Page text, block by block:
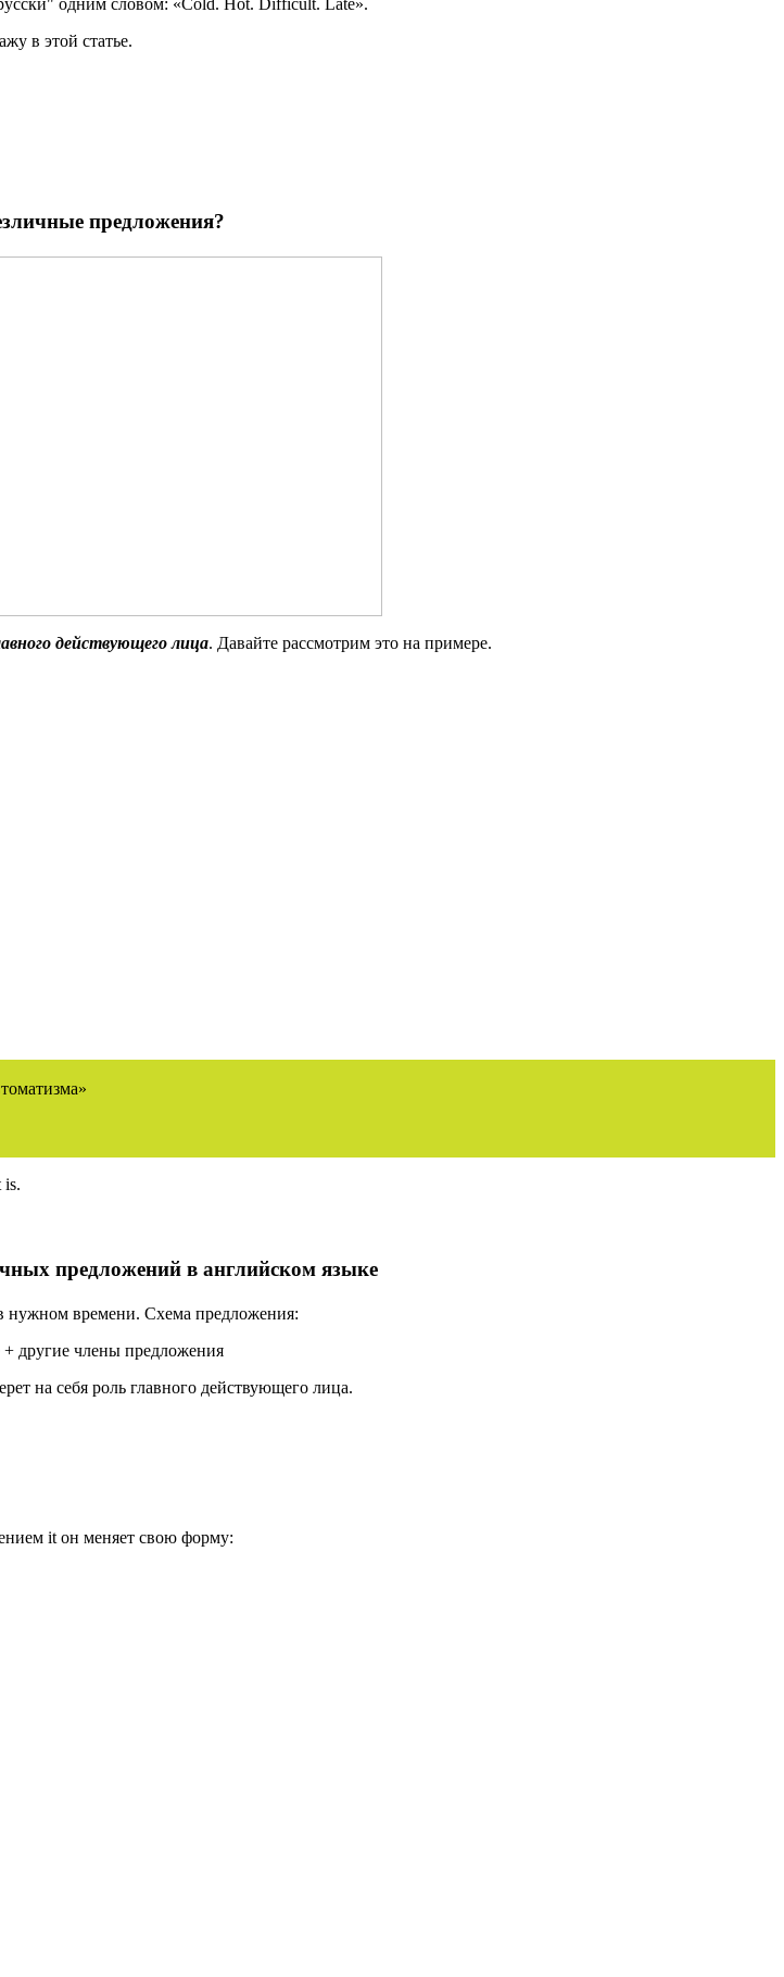
одним словом: «Cold. Hot. Difficult. Late».
в этой статье.
предложения?
действующего лица. Давайте рассмотрим это на примере.
is.
предложений в английском языке
нужном времени. Схема предложения:
+ другие члены предложения
на себя роль главного действующего лица.
it он меняет свою форму: